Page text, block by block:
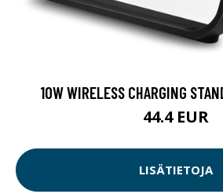
10W WIRELESS CHARGING
44.4 EUR
LISÄTIETOJA